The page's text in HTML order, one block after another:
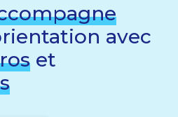
avec
et